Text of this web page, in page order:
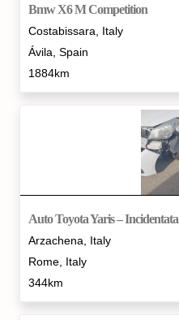
Bmw X6 M Competition
Costabissara, Italy
Ávila‎, Spain
1884km
Auto Toyota Yaris – Incidentata
Arzachena, Italy
Rome, Italy
344km